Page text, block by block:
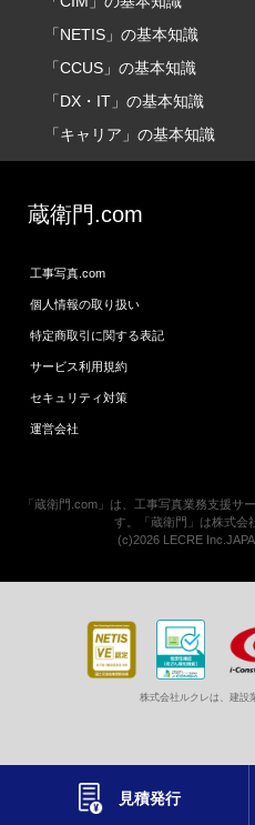
見積発行
「NETIS」の基本知識
「CCUS」の基本知識
「DX・IT」の基本知識
「キャリア」の基本知識
蔵衛門.com
工事写真.com
個人情報の取り扱い
特定商取引に関する表記
サービス利用規約
セキュリティ対策
運営会社
「蔵衛門.com」は、工事写真業務支援サ
す。「蔵衛門」は株式会
(c)2026 LECRE
株式会社ルクレは、建設